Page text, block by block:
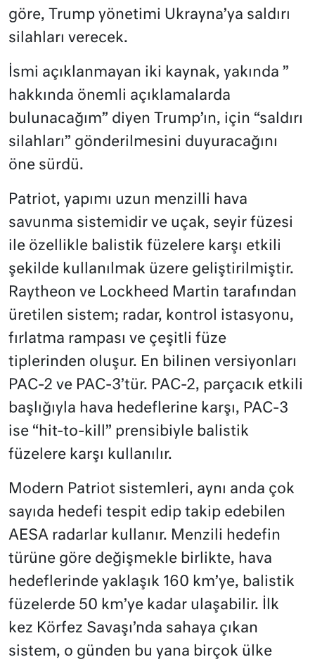
göre, Trump yönetimi Ukrayna’ya saldırı
silahları verecek.
İsmi açıklanmayan iki kaynak, yakında ”
hakkında önemli açıklamalarda
bulunacağım” diyen Trump’ın, için “saldırı
silahları” gönderilmesini duyuracağını
öne sürdü.
Patriot, yapımı uzun menzilli hava
savunma sistemidir ve uçak, seyir füzesi
ile özellikle balistik füzelere karşı etkili
şekilde kullanılmak üzere geliştirilmiştir.
Raytheon ve Lockheed Martin tarafından
üretilen sistem; radar, kontrol istasyonu,
fırlatma rampası ve çeşitli füze
tiplerinden oluşur. En bilinen versiyonları
PAC-2 ve PAC-3’tür. PAC-2, parçacık etkili
başlığıyla hava hedeflerine karşı, PAC-3
ise “hit-to-kill” prensibiyle balistik
füzelere karşı kullanılır.
Modern Patriot sistemleri, aynı anda çok
sayıda hedefi tespit edip takip edebilen
AESA radarlar kullanır. Menzili hedefin
türüne göre değişmekle birlikte, hava
hedeflerinde yaklaşık 160 km’ye, balistik
füzelerde 50 km’ye kadar ulaşabilir. İlk
kez Körfez Savaşı’nda sahaya çıkan
sistem, o günden bu yana birçok ülke